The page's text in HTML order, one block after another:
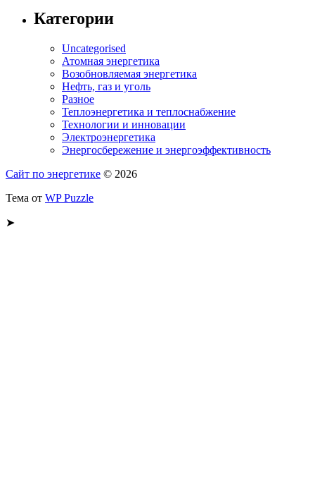
Категории
Uncategorised
Атомная энергетика
Возобновляемая энергетика
Нефть, газ и уголь
Разное
Теплоэнергетика и теплоснабжение
Технологии и инновации
Электроэнергетика
Энергосбережение и энергоэффективность
Сайт по энергетике © 2026
Тема от WP Puzzle
➤